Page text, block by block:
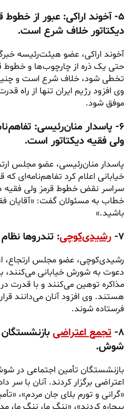
۵- آخوند اراکی: عبور از
دیکتاتور خلاف شرع است.
آخوند اراکی، عضو هیئت‌رئیسه
حتی یک ذره از چارچوب‌ها و خطوط
تخطی شود، خلاف شرع است و چنین
وی افزود رژیم ایران تنها از راه
موفق شود.
۶- پاسدار منان‌رئیسی:
ولی فقیه دیکتاتور است.
پاسدار منان‌رئیسی، عضو مجلس
خیابانی اعلام کرد تفاهم‌نامه‌ای
سراسر نقض خطوط قرمز ولی فقیه
خطاب به مسئولان گفت: «آقایان
باشید.»
۷- رشیدی‌کوچی: تندروها
رشیدی‌کوچی، عضو مجلس ارتجاع،
دعوت به شورش خیابانی می‌کنند،
مذاکره توهین می‌کنند و با قدرت
هستند. وی افزود آنان می‌دانند
فرستاده شوند.
۸- تجمع اعتراضی
شوش.
بازنشستگان تأمین اجتماعی در
اعتراضی برگزار کردند. آنان با سر
«گرانی و تورم بلای جان مردم»،